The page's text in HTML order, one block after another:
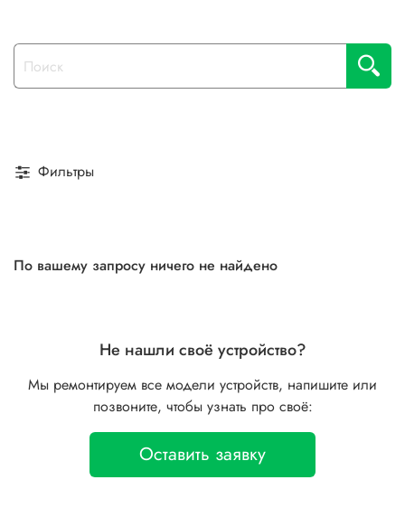
Фильтры
По вашему запросу ничего не найдено
Не нашли своё устройство?
Мы ремонтируем все модели устройств, напишите или
позвоните, чтобы узнать про своё:
Оставить заявку